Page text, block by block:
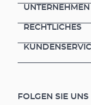
Granulat-
geeignet. Bio-Filtermedium aus natürlichem
UNTERNEHMEN
RECHTLICHES
FOLGEN SIE UNS